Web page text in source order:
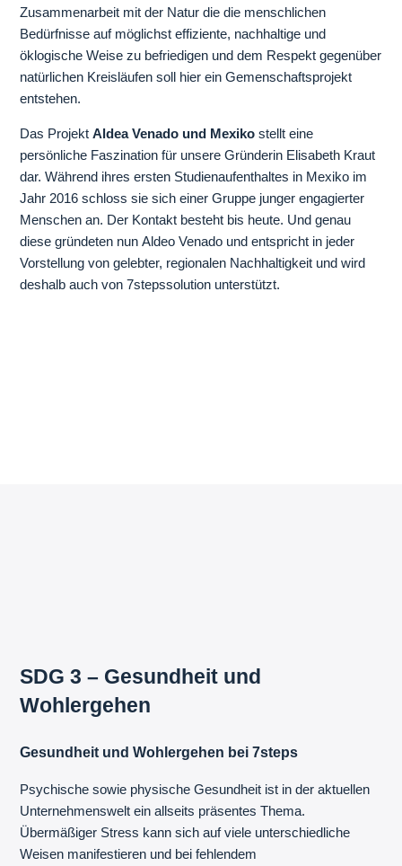
Zusammenarbeit mit der Natur die die menschlichen
Bedürfnisse auf möglichst effiziente, nachhaltige und
öklogische Weise zu befriedigen und dem Respekt gegenüber
natürlichen Kreisläufen soll hier ein Gemenschaftsprojekt
entstehen.
Das ProjektAldea Venado und Mexikostellt eine
persönliche Faszination für unsere Gründerin Elisabeth Kraut
dar. Während ihres ersten Studienaufenthaltes in Mexiko im
Jahr 2016 schloss sie sich einer Gruppe junger engagierter
Menschen an. Der Kontakt besteht bis heute. Und genau
diese gründeten nunAldeo Venado und entspricht in jeder
Vorstellung von gelebter, regionalen Nachhaltigkeit und wird
deshalb auch von 7stepssolution unterstützt.
SDG 3 – Gesundheit und
Wohlergehen
Gesundheit und Wohlergehen bei 7steps
Psychische sowie physische Gesundheit ist in der aktuellen
Unternehmenswelt ein allseits präsentes Thema.
Übermäßiger Stress kann sich auf viele unterschiedliche
Weisen manifestieren und bei fehlendem